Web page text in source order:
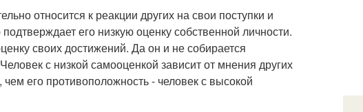
относится к реакции других на свои поступки и
его низкую оценку собственной личности.
своих достижений. Да он и не собирается
с низкой самооценкой зависит от мнения других
его противоположность - человек с высокой